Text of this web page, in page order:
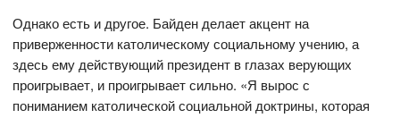
Однако есть и другое. Байден делает акцент на
приверженности католическому социальному учению, а
здесь ему действующий президент в глазах верующих
проигрывает, и проигрывает сильно. «Я вырос с
пониманием католической социальной доктрины, которая